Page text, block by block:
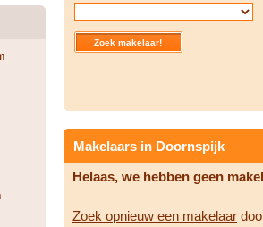
Makelaars in Doornspijk
Helaas, we hebben geen
Zoek opnieuw een makelaar